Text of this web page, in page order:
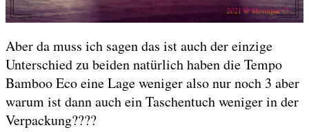
Aber da muss ich sagen das ist auch der einzige
Unterschied zu beiden natürlich haben die Tempo
Bamboo Eco eine Lage weniger also nur noch 3 aber
warum ist dann auch ein Taschentuch weniger in der
Verpackung????